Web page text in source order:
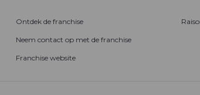
Ontdek de franchise
Neem contact op met de franchise
Franchise website